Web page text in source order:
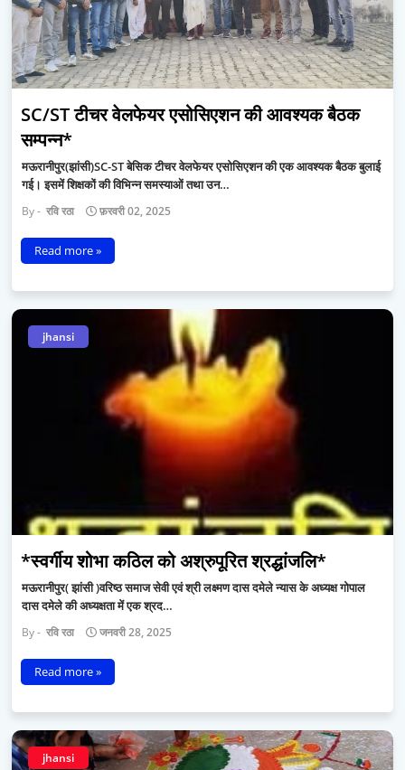
SC/ST टीचर वेलफेयर एसोसिएशन की आवश्यक बैठक
सम्पन्न*
मऊरानीपुर(झांसी)SC-ST बेसिक टीचर वेलफेयर एसोसिएशन की एक आवश्यक बैठक बुलाई
गई। इसमें शिक्षकों की विभिन्न समस्याओं तथा उन…
रवि रठा फ़रवरी 02, 2025
Read more »
jhansi
*स्वर्गीय शोभा कठिल को अश्रुपूरित श्रद्धांजलि*
मऊरानीपुर( झांसी )वरिष्ठ समाज सेवी एवं श्री लक्ष्मण दास दमेले न्यास के अध्यक्ष गोपाल
दास दमेले की अध्यक्षता में एक श्रद…
रवि रठा जनवरी 28, 2025
Read more »
jhansi